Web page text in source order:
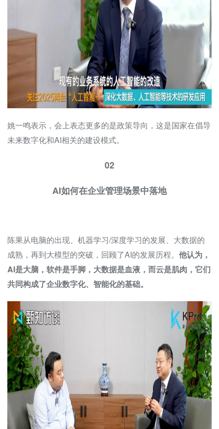
姚一鸣表示，会上表态更多的是政策导向，这是国家在倡导
未来数字化和AI相关的建设模式。
02
AI如何在企业管理场景中落地
陈果从电脑的出现、机器学习/深度学习的发展、大数据的
成熟，再到大模型的突破，回顾了AI的发展历程。 他认为，
AI是大脑，软件是手脚，大数据是血液，而云是肌肉，它们
共同构成了企业数字化、智能化的基础。